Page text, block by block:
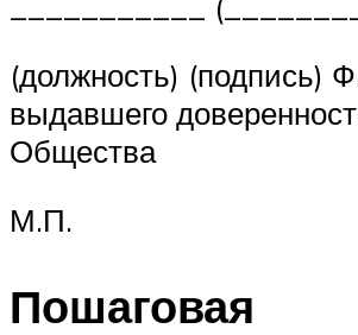
(должность) (подпись)
выдавшего
Общества
М.П.
Пошаговая